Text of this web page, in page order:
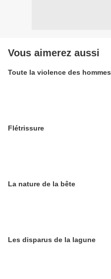
Vous aimerez aussi
Toute la violence des hommes
Flétrissure
La nature de la bête
Les disparus de la lagune